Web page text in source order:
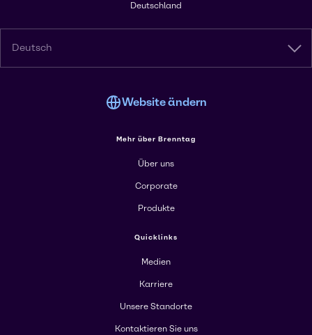
Deutschland
Deutsch
Website ändern
Mehr über Brenntag
Über uns
Corporate
Produkte
Quicklinks
Medien
Karriere
Unsere Standorte
Kontaktieren Sie uns